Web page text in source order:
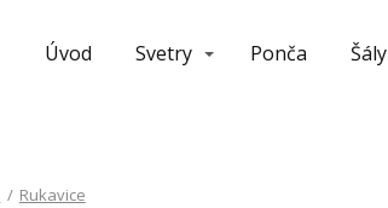
Úvod Svetry Ponča Šály
/ Rukavice